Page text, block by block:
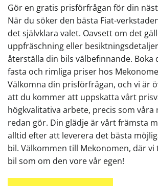
Gör en gratis prisförfrågan för din
När du söker den bästa Fiat-
det självklara valet. Oavsett om det
uppfräschning eller
återställa din bils välbefinnande. Boka
fasta och rimliga priser hos
Välkomna din prisförfrågan, och vi är
att du kommer att uppskatta vårt
högkvalitativa arbete, precis som våra
redan gör. Din glädje är vårt främsta
alltid efter att leverera det bästa
bil. Välkommen till Mekonomen, där
bil som om den vore vår egen!